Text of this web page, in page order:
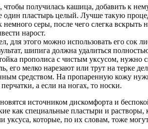
чтобы получилась кашица, добавить
пластырь целый. Лучше такую
немного серы, после чего слегка
нарост.
для этого можно использовать его сок
шипига должна удалиться
прополиса с чистым уксусом, нужно
его мелко нарезают или трут на терке
средством. На пропаренную кожу
а если на ногах, то носки.
источником дискомфорта и
как специальные пластыри и
уксуса, которые, по их словам, тоже